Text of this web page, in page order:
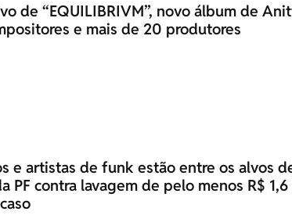
de “EQUILIBRIVM”, novo álbum de
e mais de 20 produtores
e artistas de funk estão entre os alvos
PF contra lavagem de pelo menos R$